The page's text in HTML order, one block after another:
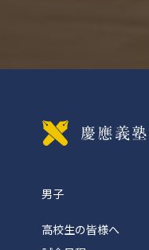
男子
高校生の皆様へ